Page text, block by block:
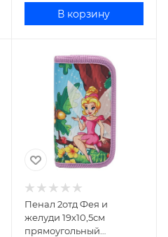
В корзину
Пенал 2отд Фея и
желуди 19х10,5см
прямоугольный